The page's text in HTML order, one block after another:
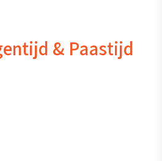
& Paastijd